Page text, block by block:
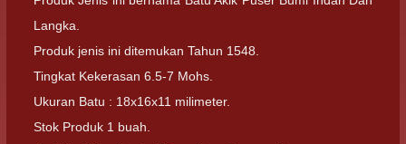
Langka.
Produk jenis ini ditemukan Tahun 1548.
Tingkat Kekerasan 6.5-7 Mohs.
Ukuran Batu : 18x16x11 milimeter.
Stok Produk 1 buah.